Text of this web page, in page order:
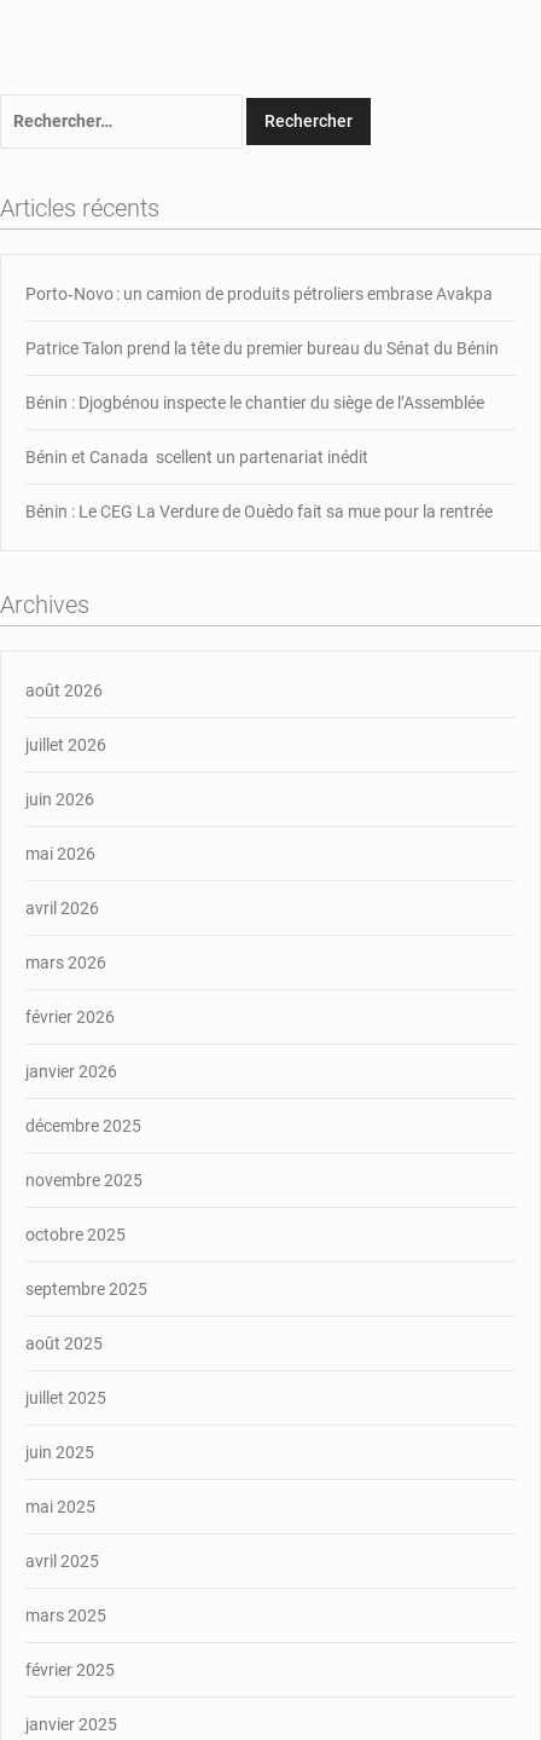
Articles récents
Porto‑Novo : un camion de produits pétroliers embrase Avakpa
Patrice Talon prend la tête du premier bureau du Sénat du Bénin
Bénin : Djogbénou inspecte le chantier du siège de l’Assemblée
Bénin et Canada scellent un partenariat inédit
Bénin : Le CEG La Verdure de Ouèdo fait sa mue pour la rentrée
Archives
août 2026
juillet 2026
juin 2026
mai 2026
avril 2026
mars 2026
février 2026
janvier 2026
décembre 2025
novembre 2025
octobre 2025
septembre 2025
août 2025
juillet 2025
juin 2025
mai 2025
avril 2025
mars 2025
février 2025
janvier 2025